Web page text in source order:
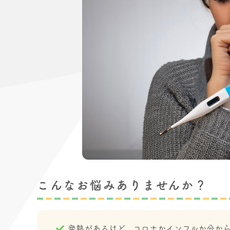
こんなお悩みありませんか？